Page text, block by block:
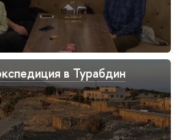
в Турабдин